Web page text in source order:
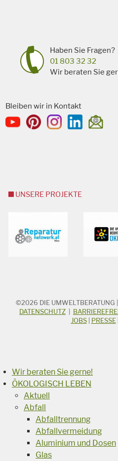
Haben Sie Fragen?
01 803 32 32
Wir beraten Sie
Bleiben wir in Kontakt
UNSERE PROJEKTE
STICHWORTSUCHE
Suchbegriff
©2026 DIE UMWELTBERATUNG
DATENSCHUTZ
JOBS| PRESSE|
Wir beraten Sie gerne!
ÖKOLOGISCH LEBEN
Aktuell
Abfall
Abfalltrennung
Abfallvermeidung
Aluminium und Dosen
Glas